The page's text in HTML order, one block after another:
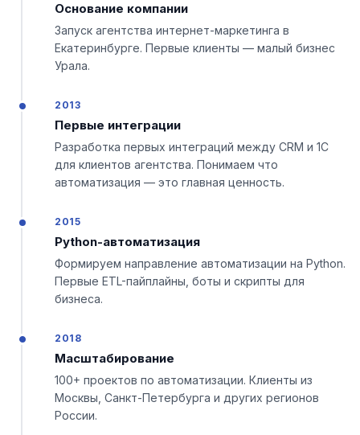
Основание компании
Запуск агентства интернет-маркетинга в
Екатеринбурге. Первые клиенты — малый бизнес
Урала.
2013
Первые интеграции
Разработка первых интеграций между CRM и 1С
для клиентов агентства. Понимаем что
автоматизация — это главная ценность.
2015
Python-автоматизация
Формируем направление автоматизации на Python.
Первые ETL-пайплайны, боты и скрипты для
бизнеса.
2018
Масштабирование
100+ проектов по автоматизации. Клиенты из
Москвы, Санкт-Петербурга и других регионов
России.